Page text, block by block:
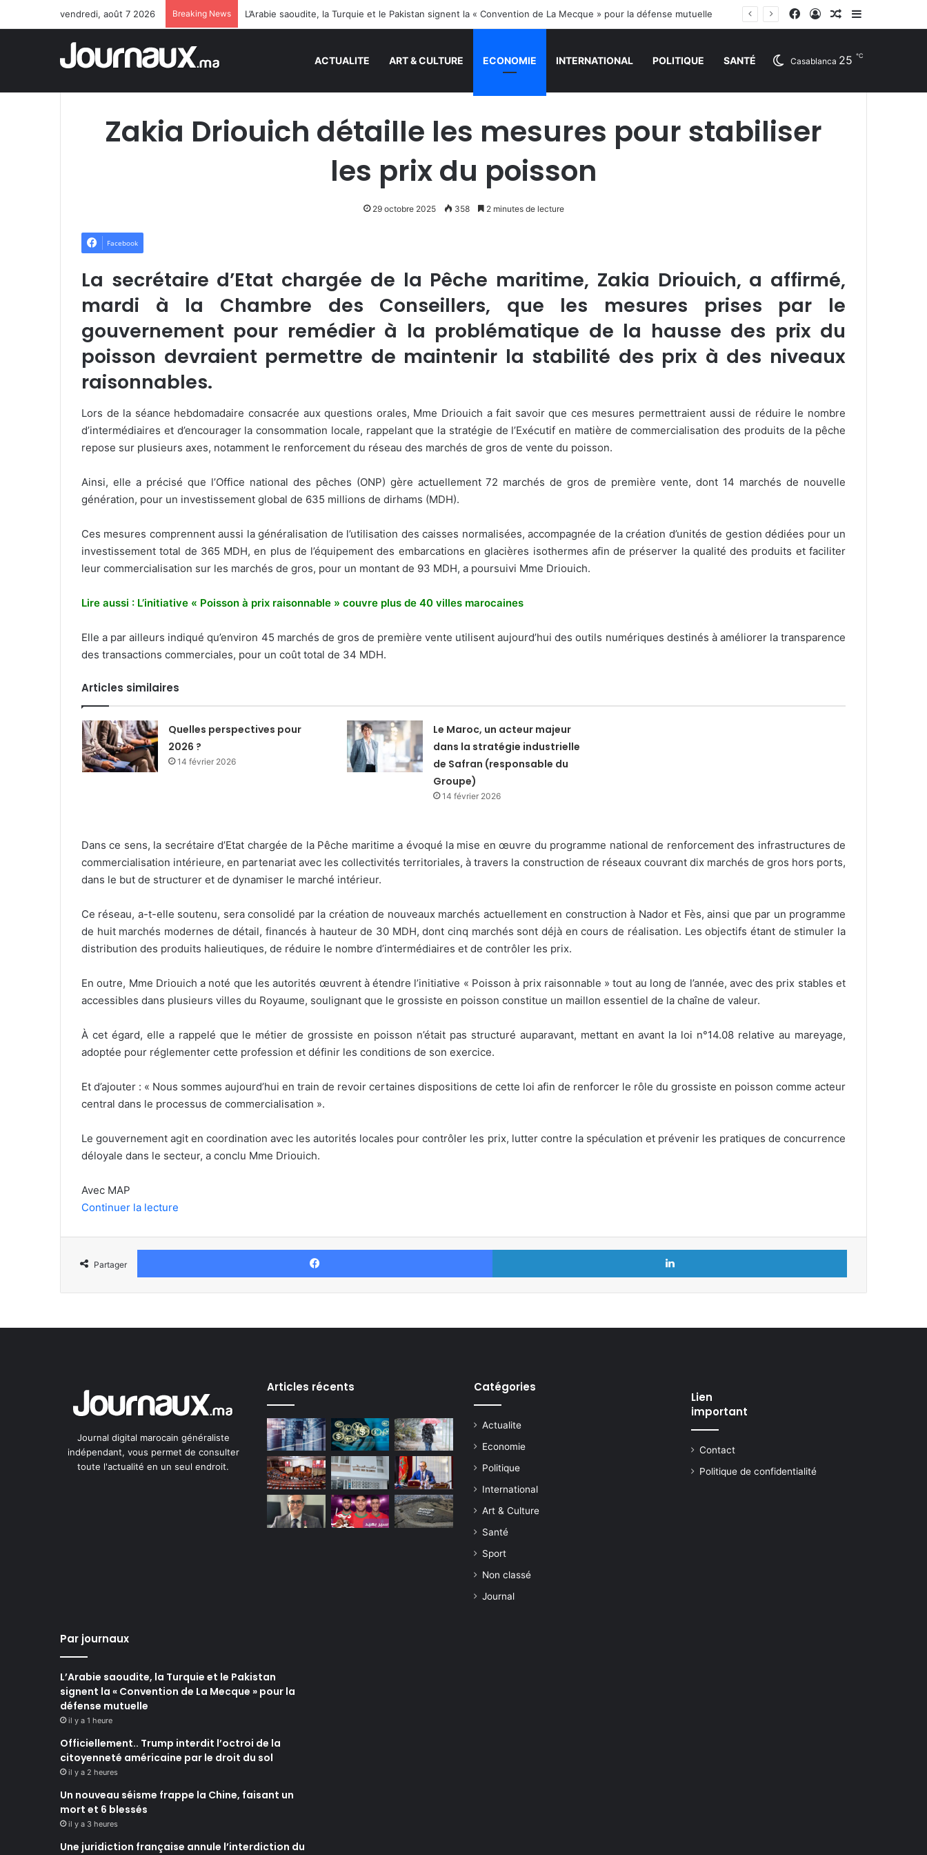
vendredi, août 7 2026 Breaking News L’Arabie saoudite, la Turquie et le Pakistan signent la « Convention de La Mecque » pour la défense mutuelle Facebook
Connexion
Article Aléatoire
Sidebar
ACTUALITE ART & CULTURE ECONOMIE INTERNATIONAL POLITIQUE SANTÉ Casablanca 25 ℃
Zakia Driouich détaille les mesures pour stabiliser
les prix du poisson
29 octobre 2025 358 2 minutes de lecture
Facebook
La secrétaire d’Etat chargée de la Pêche maritime, Zakia Driouich, a affirmé,
mardi à la Chambre des Conseillers, que les mesures prises par le
gouvernement pour remédier à la problématique de la hausse des prix du
poisson devraient permettre de maintenir la stabilité des prix à des niveaux
raisonnables.
Lors de la séance hebdomadaire consacrée aux questions orales, Mme Driouich a fait savoir que ces mesures permettraient aussi de réduire le nombre
d’intermédiaires et d’encourager la consommation locale, rappelant que la stratégie de l’Exécutif en matière de commercialisation des produits de la pêche
repose sur plusieurs axes, notamment le renforcement du réseau des marchés de gros de vente du poisson.
Ainsi, elle a précisé que l’Office national des pêches (ONP) gère actuellement 72 marchés de gros de première vente, dont 14 marchés de nouvelle
génération, pour un investissement global de 635 millions de dirhams (MDH).
Ces mesures comprennent aussi la généralisation de l’utilisation des caisses normalisées, accompagnée de la création d’unités de gestion dédiées pour un
investissement total de 365 MDH, en plus de l’équipement des embarcations en glacières isothermes afin de préserver la qualité des produits et faciliter
leur commercialisation sur les marchés de gros, pour un montant de 93 MDH, a poursuivi Mme Driouich.
Lire aussi : L’initiative « Poisson à prix raisonnable » couvre plus de 40 villes marocaines
Elle a par ailleurs indiqué qu’environ 45 marchés de gros de première vente utilisent aujourd’hui des outils numériques destinés à améliorer la transparence
des transactions commerciales, pour un coût total de 34 MDH.
Articles similaires
Quelles perspectives pour
2026 ?
14 février 2026
Le Maroc, un acteur majeur
dans la stratégie industrielle
de Safran (responsable du
Groupe)
14 février 2026
Dans ce sens, la secrétaire d’Etat chargée de la Pêche maritime a évoqué la mise en œuvre du programme national de renforcement des infrastructures de
commercialisation intérieure, en partenariat avec les collectivités territoriales, à travers la construction de réseaux couvrant dix marchés de gros hors ports,
dans le but de structurer et de dynamiser le marché intérieur.
Ce réseau, a-t-elle soutenu, sera consolidé par la création de nouveaux marchés actuellement en construction à Nador et Fès, ainsi que par un programme
de huit marchés modernes de détail, financés à hauteur de 30 MDH, dont cinq marchés sont déjà en cours de réalisation. Les objectifs étant de stimuler la
distribution des produits halieutiques, de réduire le nombre d’intermédiaires et de contrôler les prix.
En outre, Mme Driouich a noté que les autorités œuvrent à étendre l’initiative « Poisson à prix raisonnable » tout au long de l’année, avec des prix stables et
accessibles dans plusieurs villes du Royaume, soulignant que le grossiste en poisson constitue un maillon essentiel de la chaîne de valeur.
À cet égard, elle a rappelé que le métier de grossiste en poisson n’était pas structuré auparavant, mettant en avant la loi n°14.08 relative au mareyage,
adoptée pour réglementer cette profession et définir les conditions de son exercice.
Et d’ajouter : « Nous sommes aujourd’hui en train de revoir certaines dispositions de cette loi afin de renforcer le rôle du grossiste en poisson comme acteur
central dans le processus de commercialisation ».
Le gouvernement agit en coordination avec les autorités locales pour contrôler les prix, lutter contre la spéculation et prévenir les pratiques de concurrence
déloyale dans le secteur, a conclu Mme Driouich.
Avec MAP
Continuer la lecture
Partager
Facebook Linkedin
Journal digital marocain généraliste
indépendant, vous permet de consulter
toute l'actualité en un seul endroit.
Articles récents Catégories
Actualite
Economie
Politique
International
Art & Culture
Santé
Sport
Non classé
Journal
Lien
important
Contact
Politique de confidentialité
Par journaux
L’Arabie saoudite, la Turquie et le Pakistan
signent la « Convention de La Mecque » pour la
défense mutuelle
il y a 1 heure
Officiellement.. Trump interdit l’octroi de la
citoyenneté américaine par le droit du sol
il y a 2 heures
Un nouveau séisme frappe la Chine, faisant un
mort et 6 blessés
il y a 3 heures
Une juridiction française annule l’interdiction du